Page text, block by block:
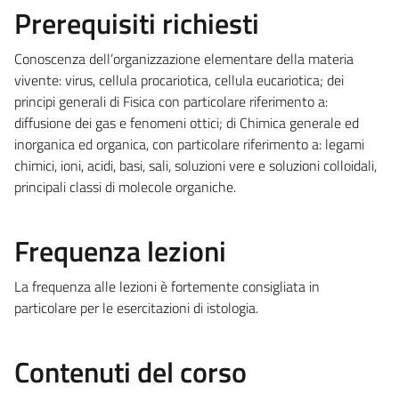
Prerequisiti richiesti
Conoscenza dell’organizzazione elementare della materia
vivente: virus, cellula procariotica, cellula eucariotica; dei
principi generali di Fisica con particolare riferimento a:
diffusione dei gas e fenomeni ottici; di Chimica generale ed
inorganica ed organica, con particolare riferimento a: legami
chimici, ioni, acidi, basi, sali, soluzioni vere e soluzioni colloidali,
principali classi di molecole organiche.
Frequenza lezioni
La frequenza alle lezioni è fortemente consigliata in
particolare per le esercitazioni di istologia.
Contenuti del corso